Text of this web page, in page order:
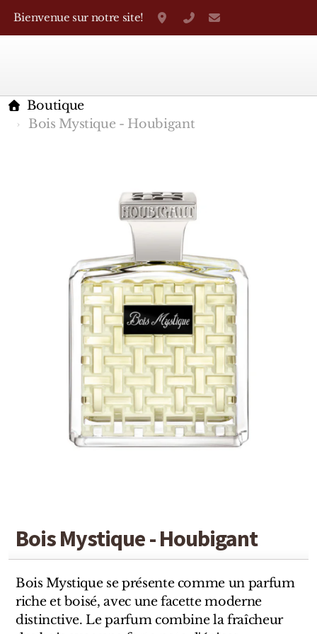
Bienvenue sur notre site! Grand-Rue 38, Genève
+41 22 310 38 75
Boutique
Bois Mystique - Houbigant
Bois Mystique - Houbigant
Bois Mystique se présente comme un parfum
riche et boisé, avec une facette moderne
distinctive. Le parfum combine la fraîcheur
Maitre Parfumeur et Gantier
The Different Company
Robert Piguet